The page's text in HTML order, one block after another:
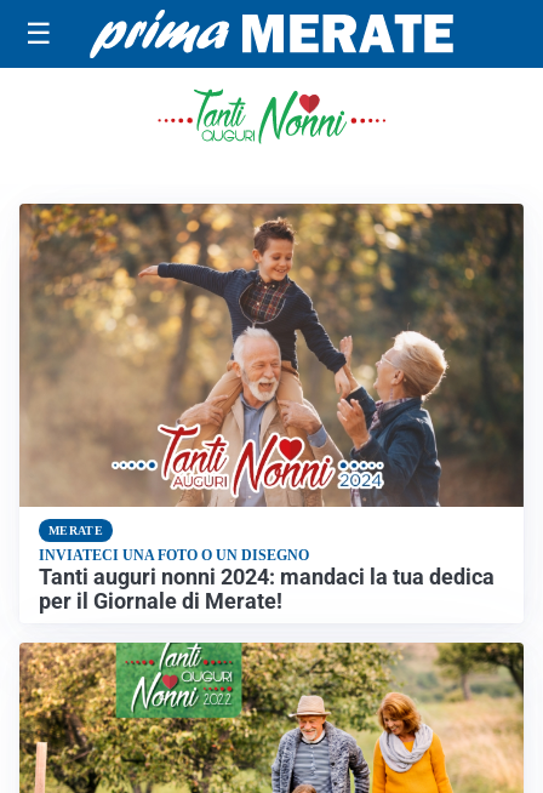
☰
MERATE
INVIATECI UNA FOTO O UN DISEGNO
Tanti auguri nonni 2024: mandaci la tua dedica
per il Giornale di Merate!